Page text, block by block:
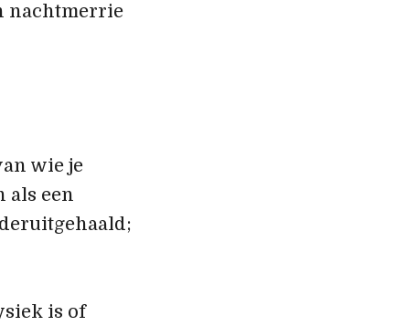
nachtmerrie
wie je
als een
is of